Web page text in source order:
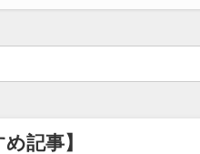
記事】